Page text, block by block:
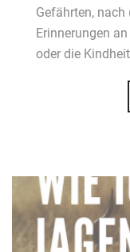
Gefährten, nach
Erinnerungen
oder die Kindheit